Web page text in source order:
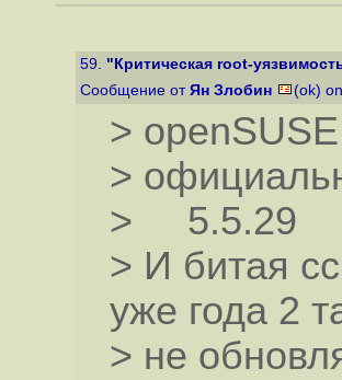
59. "Критическая root-
Сообщение от Ян Злобин (ok)
>
>
> 5.5.29
> И битая
уже года 2
> не